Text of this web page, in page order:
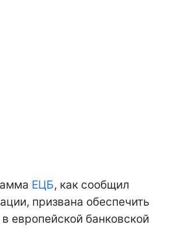
ЕЦБ, как сообщил
призвана обеспечить
европейской банковской